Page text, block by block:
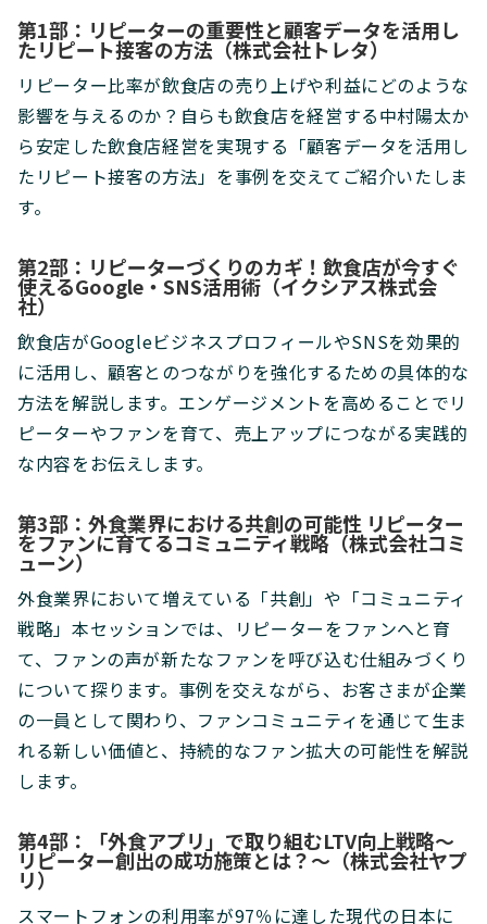
第1部：リピーターの重要性と顧客データを活用し
たリピート接客の方法（株式会社トレタ）
リピーター比率が飲食店の売り上げや利益にどのような
影響を与えるのか？自らも飲食店を経営する中村陽太か
ら安定した飲食店経営を実現する「顧客データを活用し
たリピート接客の方法」を事例を交えてご紹介いたしま
す。
第2部：リピーターづくりのカギ！飲食店が今すぐ
使えるGoogle・SNS活用術（イクシアス株式会
社）
飲食店がGoogleビジネスプロフィールやSNSを効果的
に活用し、顧客とのつながりを強化するための具体的な
方法を解説します。エンゲージメントを高めることでリ
ピーターやファンを育て、売上アップにつながる実践的
な内容をお伝えします。
第3部：外食業界における共創の可能性 リピーター
をファンに育てるコミュニティ戦略（株式会社コミ
ューン）
外食業界において増えている「共創」や「コミュニティ
戦略」本セッションでは、リピーターをファンへと育
て、ファンの声が新たなファンを呼び込む仕組みづくり
について探ります。事例を交えながら、お客さまが企業
の一員として関わり、ファンコミュニティを通じて生ま
れる新しい価値と、持続的なファン拡大の可能性を解説
します。
第4部：「外食アプリ」で取り組むLTV向上戦略〜
リピーター創出の成功施策とは？〜（株式会社ヤプ
リ）
スマートフォンの利用率が97％に達した現代の日本に